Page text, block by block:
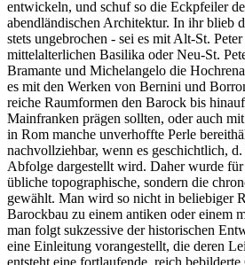
entwickeln, und schuf so die Eckpfeiler
abendländischen Architektur. In ihr blieb
stets ungebrochen - sei es mit Alt-St. Peter
mittelalterlichen Basilika oder Neu-St.
Bramante und Michelangelo die
es mit den Werken von Bernini und
reiche Raumformen den Barock bis
Mainfranken prägen sollten, oder auch
in Rom manche unverhoffte Perle
nachvollziehbar, wenn es geschichtlich,
Abfolge dargestellt wird. Daher wurde
übliche topographische, sondern die
gewählt. Man wird so nicht in beliebiger
Barockbau zu einem antiken oder einem
man folgt sukzessive der historischen
eine Einleitung vorangestellt, die deren
entsteht eine fortlaufende, reich bebilderte